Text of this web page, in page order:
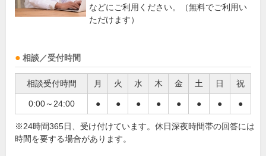
などにご利用ください。（無料でご利用い
ただけます）
相談／受付時間
相談受付時間 月 火 水 木 金 土 日 祝
0:00～24:00 ● ● ● ● ● ● ● ●
※24時間365日、受け付けています。休日深夜時間帯の回答には
時間を要する場合があります。